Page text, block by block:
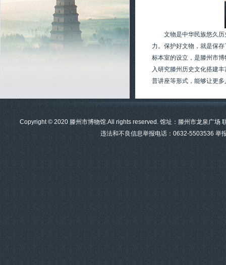
文物是中华民族悠久
力。保护好文物，就是保
标本室的设立，是滕州市
入研究滕州历史文化搭建
普讲座等形式，能够让更
Copyright © 2020 滕州市博物馆.All rights reserved. 馆址：滕州市龙泉广场
违法和不良信息举报电话：0632-5503536 举